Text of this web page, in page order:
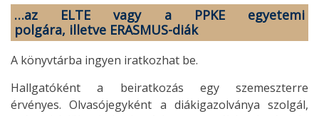
…az ELTE vagy a PPKE egyetemi
polgára, illetve ERASMUS-diák
A könyvtárba ingyen iratkozhat be.
Hallgatóként a beiratkozás egy szemeszterre
érvényes. Olvasójegyként a diákigazolványa szolgál,